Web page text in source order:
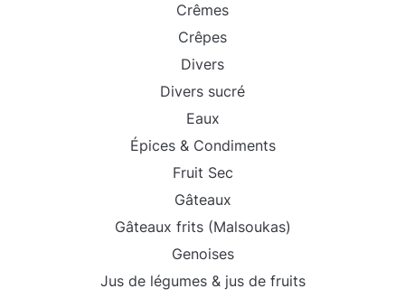
Crêmes
Crêpes
Divers
Divers sucré
Eaux
Épices & Condiments
Fruit Sec
Gâteaux
Gâteaux frits (Malsoukas)
Genoises
Jus de légumes & jus de fruits